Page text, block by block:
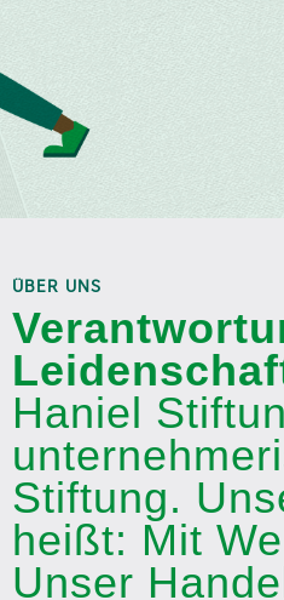
ÜBER UNS
Haniel
Stiftung.
heißt: Mit
Unser